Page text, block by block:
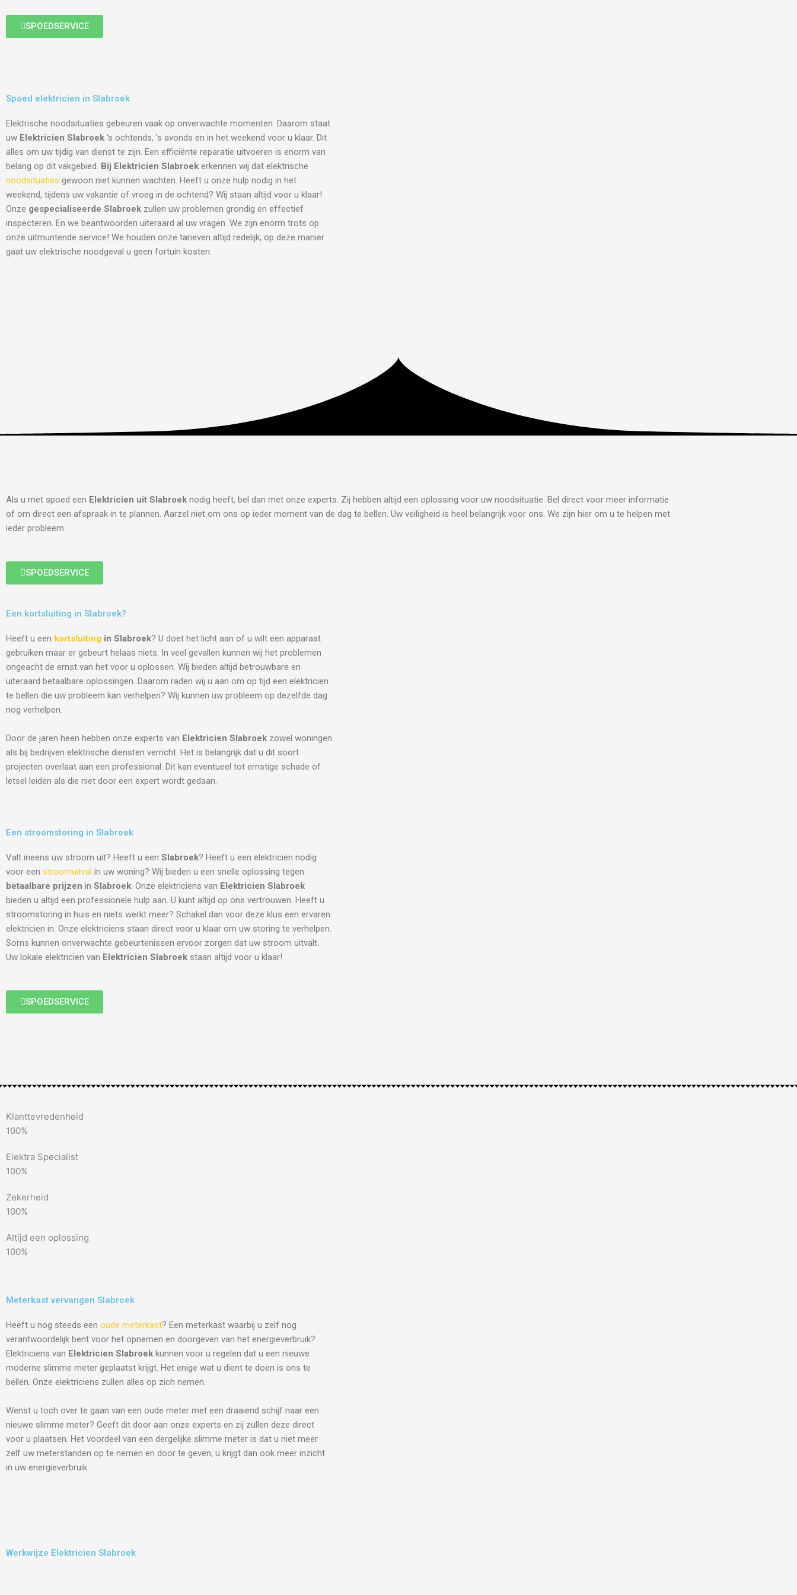
SPOEDSERVICE
Spoed elektricien in Slabroek
Elektrische noodsituaties gebeuren vaak op onverwachte momenten. Daarom staat
uw Elektricien Slabroek ‘s ochtends, ’s avonds en in het weekend voor u klaar. Dit
alles om uw tijdig van dienst te zijn. Een efficiënte reparatie uitvoeren is enorm van
belang op dit vakgebied. Bij Elektricien Slabroek erkennen wij dat elektrische
noodsituaties gewoon niet kunnen wachten. Heeft u onze hulp nodig in het
weekend, tijdens uw vakantie of vroeg in de ochtend? Wij staan altijd voor u klaar!
Onze gespecialiseerde Slabroek zullen uw problemen grondig en effectief
inspecteren. En we beantwoorden uiteraard al uw vragen. We zijn enorm trots op
onze uitmuntende service! We houden onze tarieven altijd redelijk, op deze manier
gaat uw elektrische noodgeval u geen fortuin kosten.
Als u met spoed een Elektricien uit Slabroek nodig heeft, bel dan met onze experts. Zij hebben altijd een oplossing voor uw noodsituatie. Bel direct voor meer informatie
of om direct een afspraak in te plannen. Aarzel niet om ons op ieder moment van de dag te bellen. Uw veiligheid is heel belangrijk voor ons. We zijn hier om u te helpen met
ieder probleem.
SPOEDSERVICE
Een kortsluiting in Slabroek?
Heeft u een kortsluiting in Slabroek? U doet het licht aan of u wilt een apparaat
gebruiken maar er gebeurt helaas niets. In veel gevallen kunnen wij het problemen
ongeacht de ernst van het voor u oplossen. Wij bieden altijd betrouwbare en
uiteraard betaalbare oplossingen. Daarom raden wij u aan om op tijd een elektricien
te bellen die uw probleem kan verhelpen? Wij kunnen uw probleem op dezelfde dag
nog verhelpen.
Door de jaren heen hebben onze experts van Elektricien Slabroek zowel woningen
als bij bedrijven elektrische diensten verricht. Het is belangrijk dat u dit soort
projecten overlaat aan een professional. Dit kan eventueel tot ernstige schade of
letsel leiden als die niet door een expert wordt gedaan.
Een stroomstoring in Slabroek
Valt ineens uw stroom uit? Heeft u een Slabroek? Heeft u een elektricien nodig
voor een stroomuitval in uw woning? Wij bieden u een snelle oplossing tegen
betaalbare prijzen in Slabroek. Onze elektriciens van Elektricien Slabroek
bieden u altijd een professionele hulp aan. U kunt altijd op ons vertrouwen. Heeft u
stroomstoring in huis en niets werkt meer? Schakel dan voor deze klus een ervaren
elektricien in. Onze elektriciens staan direct voor u klaar om uw storing te verhelpen.
Soms kunnen onverwachte gebeurtenissen ervoor zorgen dat uw stroom uitvalt.
Uw lokale elektricien van Elektricien Slabroek staan altijd voor u klaar!
SPOEDSERVICE
Klanttevredenheid
100%
Elektra Specialist
100%
Zekerheid
100%
Altijd een oplossing
100%
Meterkast vervangen Slabroek
Heeft u nog steeds een oude meterkast? Een meterkast waarbij u zelf nog
verantwoordelijk bent voor het opnemen en doorgeven van het energieverbruik?
Elektriciens van Elektricien Slabroek kunnen voor u regelen dat u een nieuwe
moderne slimme meter geplaatst krijgt. Het enige wat u dient te doen is ons te
bellen. Onze elektriciens zullen alles op zich nemen.
Wenst u toch over te gaan van een oude meter met een draaiend schijf naar een
nieuwe slimme meter? Geeft dit door aan onze experts en zij zullen deze direct
voor u plaatsen. Het voordeel van een dergelijke slimme meter is dat u niet meer
zelf uw meterstanden op te nemen en door te geven, u krijgt dan ook meer inzicht
in uw energieverbruik.
Werkwijze Elektricien Slabroek